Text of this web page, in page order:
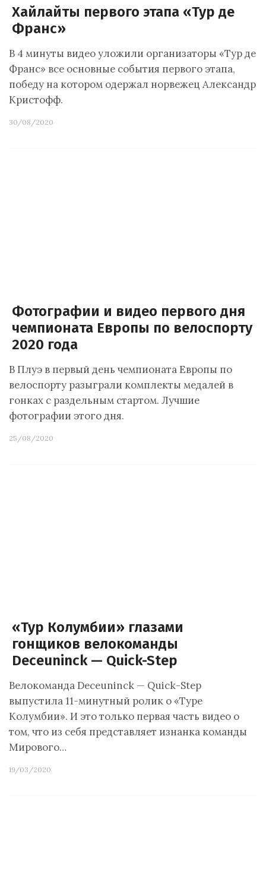
Хайлайты первого этапа «Тур де
Франс»
В 4 минуты видео уложили организаторы «Тур де
Франс» все основные события первого этапа,
победу на котором одержал норвежец Александр
Кристофф.
30/08/2020
Фотографии и видео первого дня
чемпионата Европы по велоспорту
2020 года
В Плуэ в первый день чемпионата Европы по
велоспорту разыграли комплекты медалей в
гонках с раздельным стартом. Лучшие
фотографии этого дня.
25/08/2020
«Тур Колумбии» глазами
гонщиков велокоманды
Deceuninck — Quick-Step
Велокоманда Deceuninck — Quick-Step
выпустила 11-минутный ролик о «Туре
Колумбии». И это только первая часть видео о
том, что из себя представляет изнанка команды
Мирового…
19/03/2020